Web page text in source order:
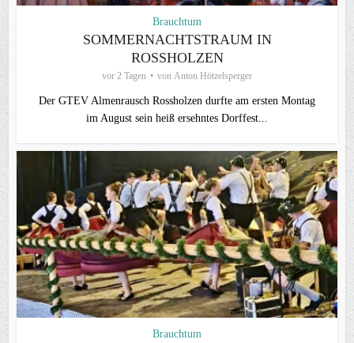
Brauchtum
SOMMERNACHTSTRAUM IN
ROSSHOLZEN
vor 2 Tagen von Anton Hötzelsperger
Der GTEV Almenrausch Rossholzen durfte am ersten Montag
im August sein heiß ersehntes Dorffest...
Brauchtum